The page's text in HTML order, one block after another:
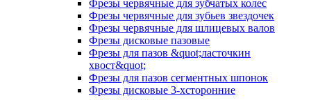
Фрезы червячные для зубчатых колес
Фрезы червячные для зубьев звездочек
Фрезы червячные для шлицевых валов
Фрезы дисковые пазовые
Фрезы для пазов &quot;ласточкин
хвост&quot;
Фрезы для пазов сегментных шпонок
Фрезы дисковые 3-хсторонние